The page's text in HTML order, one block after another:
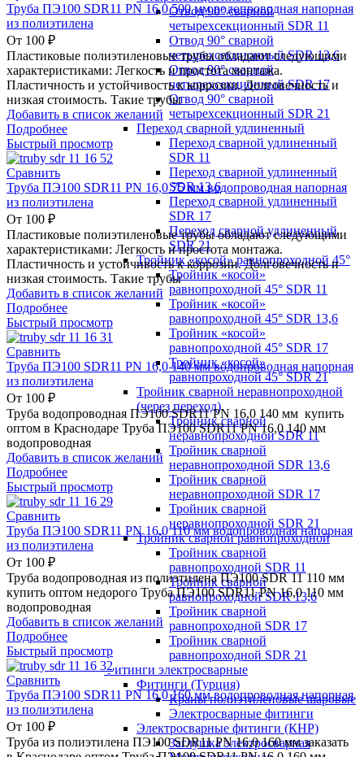
Отвод 90° сварной
четырехсекционный SDR 11
Отвод 90° сварной
четырехсекционный SDR 13,6
Отвод 90° сварной
четырехсекционный SDR 17
Отвод 90° сварной
четырехсекционный SDR 21
Переход сварной удлиненный
Переход сварной удлиненный
SDR 11
Переход сварной удлиненный
SDR 13,6
Переход сварной удлиненный
SDR 17
Переход сварной удлиненный
SDR 21
Тройник «косой» равнопроходной 45°
Тройник «косой»
равнопроходной 45° SDR 11
Тройник «косой»
равнопроходной 45° SDR 13,6
Тройник «косой»
равнопроходной 45° SDR 17
Тройник «косой»
равнопроходной 45° SDR 21
Тройник сварной неравнопроходной
(через переход)
Тройник сварной
неравнопроходной SDR 11
Тройник сварной
неравнопроходной SDR 13,6
Тройник сварной
неравнопроходной SDR 17
Тройник сварной
неравнопроходной SDR 21
Тройник сварной равнопроходной
Тройник сварной
равнопроходной SDR 11
Тройник сварной
равнопроходной SDR 13,6
Тройник сварной
равнопроходной SDR 17
Тройник сварной
равнопроходной SDR 21
Фитинги электросварные
Фитинги (Турция)
Краны полиэтиленовые шаровые
Электросварные фитинги
Электросварные фитинги (КНР)
Заглушка электросварная
Труба ПЭ100 SDR11 PN 16,0 500 мм водопроводная напорная
из полиэтилена
От 100 ₽
Пластиковые полиэтиленовые трубы обладают следующими
характеристиками: Легкость и простота монтажа.
Пластичность и устойчивость к коррозии. Долговечность и
низкая стоимость. Такие трубы
Добавить в список желаний
Подробнее
Быстрый просмотр
Сравнить
Труба ПЭ100 SDR11 PN 16,0 75 мм водопроводная напорная
из полиэтилена
От 100 ₽
Пластиковые полиэтиленовые трубы обладают следующими
характеристиками: Легкость и простота монтажа.
Пластичность и устойчивость к коррозии. Долговечность и
низкая стоимость. Такие трубы
Добавить в список желаний
Подробнее
Быстрый просмотр
Сравнить
Труба ПЭ100 SDR11 PN 16,0 140 мм водопроводная напорная
из полиэтилена
От 100 ₽
Труба водопроводная ПЭ100 SDR11 PN 16,0 140 мм купить
оптом в Краснодаре Труба ПЭ100 SDR11 PN 16,0 140 мм
водопроводная
Добавить в список желаний
Подробнее
Быстрый просмотр
Сравнить
Труба ПЭ100 SDR11 PN 16,0 110 мм водопроводная напорная
из полиэтилена
От 100 ₽
Труба водопроводная из полиэтилена ПЭ100 SDR 11 110 мм
купить оптом недорого Труба ПЭ100 SDR11 PN 16,0 110 мм
водопроводная
Добавить в список желаний
Подробнее
Быстрый просмотр
Сравнить
Труба ПЭ100 SDR11 PN 16,0 160 мм водопроводная напорная
из полиэтилена
От 100 ₽
Труба из полиэтилена ПЭ100 SDR11 PN 16,0 160 мм заказать